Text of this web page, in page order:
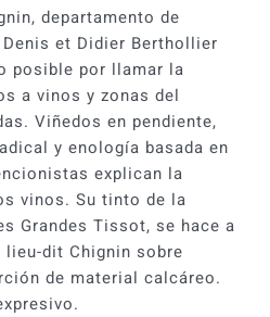
departamento de
et Didier Berthollier
posible por llamar la
a vinos y zonas del
Viñedos en pendiente,
y enología basada en
explican la
vinos. Su tinto de la
Grandes Tissot, se hace a
dit Chignin sobre
de material calcáreo.